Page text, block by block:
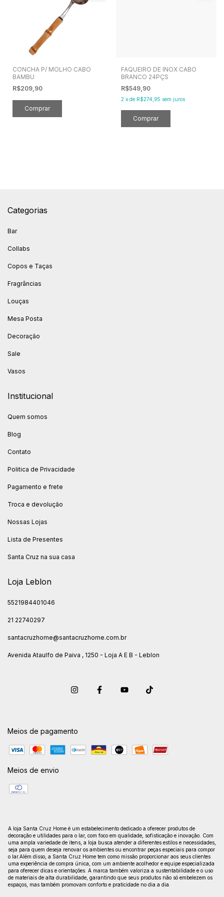
CONCHA P/ MOLHO CABO
BAMBU
R$209,90
FAQUEIRO DE INOX CABO
BRANCO 24PÇS
R$549,90
2 x de R$274,95 sem juros
Categorias
Bar
Collabs
Copos e Taças
Fragrâncias
Louças
Mesa Posta
Decoração
Sale
Vasos
Institucional
Quem somos
Blog
Contato
Politica de Privacidade
Pagamento e frete
Troca e devolução
Nossas Lojas
Lista de Presentes
Santa Cruz na sua casa
Loja Leblon
5521984401046
21 22740297
santacruzhome@santacruzhome.com.br
Avenida Ataulfo de Paiva , 1250 - Loja A E B - Leblon
Meios de pagamento
Meios de envio
A loja Santa Cruz Home é um estabelecimento dedicado a oferecer produtos de
decoração e utilidades para o lar, com foco em qualidade, sofisticação e inovação. Com
uma ampla variedade de itens, a loja busca atender a diferentes estilos e necessidades,
seja para quem deseja renovar os ambientes ou encontrar peças especiais para compor
o lar.Além disso, a Santa Cruz Home tem como missão proporcionar aos seus clientes
uma experiência de compra única, com um ambiente acolhedor e equipe especializada
para oferecer dicas e orientações. A marca também valoriza a sustentabilidade e o uso
de materiais de alta durabilidade, garantindo que seus produtos não só embelezem os
espaços, mas também promovam conforto e praticidade no dia a dia.